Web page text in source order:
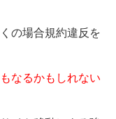
の場合規約違反を
なるかもしれない